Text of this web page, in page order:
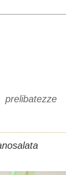
prelibatezze